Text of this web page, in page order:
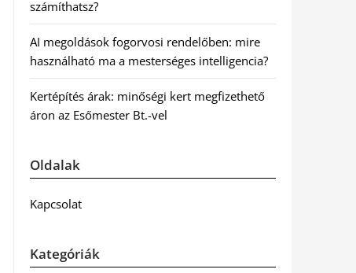
számíthatsz?
AI megoldások fogorvosi rendelőben: mire
használható ma a mesterséges intelligencia?
Kertépítés árak: minőségi kert megfizethető
áron az Esőmester Bt.-vel
Oldalak
Kapcsolat
Kategóriák